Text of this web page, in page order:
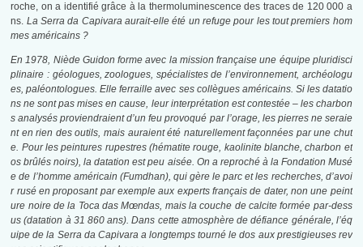
roche, on a identifié grâce à la thermoluminescence des traces de 120 000 a
ns. La Serra da Capivara aurait-elle été un refuge pour les tout premiers hom
mes américains ?
En 1978, Niède Guidon forme avec la mission française une équipe pluridisci
plinaire : géologues, zoologues, spécialistes de l’environnement, archéologu
es, paléontologues. Elle ferraille avec ses collègues américains. Si les datatio
ns ne sont pas mises en cause, leur interprétation est contestée – les charbon
s analysés proviendraient d’un feu provoqué par l’orage, les pierres ne seraie
nt en rien des outils, mais auraient été naturellement façonnées par une chut
e. Pour les peintures rupestres (hématite rouge, kaolinite blanche, charbon et
os brûlés noirs), la datation est peu aisée. On a reproché à la Fondation Musé
e de l’homme américain (Fumdhan), qui gère le parc et les recherches, d’avoi
r rusé en proposant par exemple aux experts français de dater, non une peint
ure noire de la Toca das Mœndas, mais la couche de calcite formée par-dess
us (datation à 31 860 ans). Dans cette atmosphère de défiance générale, l’éq
uipe de la Serra da Capivara a longtemps tourné le dos aux prestigieuses rev